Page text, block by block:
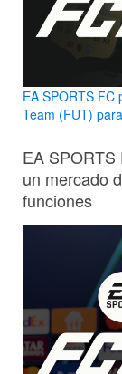
EA SPORTS
Team (FUT)
EA
un mercado
funciones